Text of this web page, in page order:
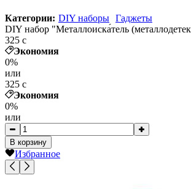
Категории: DIY наборы Гаджеты
DIY набор "Металлоиска́тель
325 c
Экономия
0%
или
325 c
Экономия
0%
или
В корзину
Избранное